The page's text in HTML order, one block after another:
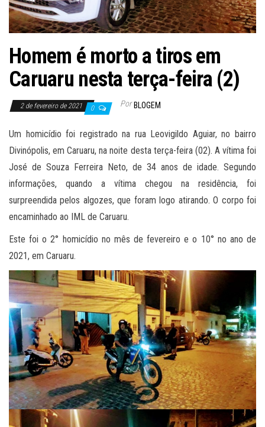
Homem é morto a tiros em
Caruaru nesta terça-feira (2)
2 de fevereiro de 2021 0 Por BLOGEM
Um homicídio foi registrado na rua Leovigildo Aguiar, no bairro
Divinópolis, em Caruaru, na noite desta terça-feira (02). A vítima foi
José de Souza Ferreira Neto, de 34 anos de idade. Segundo
informações, quando a vítima chegou na residência, foi
surpreendida pelos algozes, que foram logo atirando. O corpo foi
encaminhado ao IML de Caruaru.
Este foi o 2° homicídio no mês de fevereiro e o 10° no ano de
2021, em Caruaru.